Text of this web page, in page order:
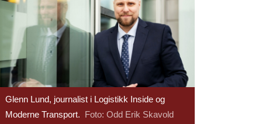
Glenn Lund, journalist i Logistikk Inside og
Moderne Transport. Foto: Odd Erik Skavold